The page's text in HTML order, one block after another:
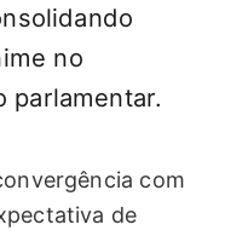
no
parlamentar.
com
de